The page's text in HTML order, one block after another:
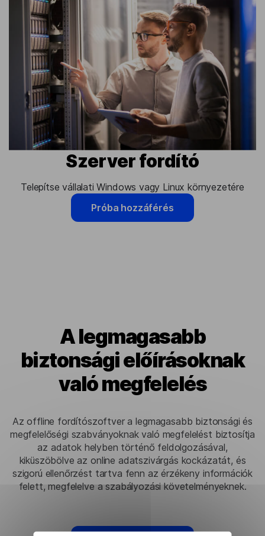
Szerver fordító
Telepítse vállalati Windows vagy Linux környezetére
Próba hozzáférés
A legmagasabb
biztonsági előírásoknak
való megfelelés
Az offline fordítószoftver a legmagasabb biztonsági és
megfelelőségi szabványoknak való megfelelést biztosítja
az adatok helyben történő feldolgozásával,
kiküszöbölve az online adatszivárgás kockázatát, és
szigorú ellenőrzést tartva fenn az érzékeny információk
felett, megfelelve a szabályozási követelményeknek.